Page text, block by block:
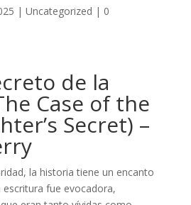
| Uncategorized | 0
de la
Case of the
Secret) –
la historia tiene un encanto
escritura fue evocadora,